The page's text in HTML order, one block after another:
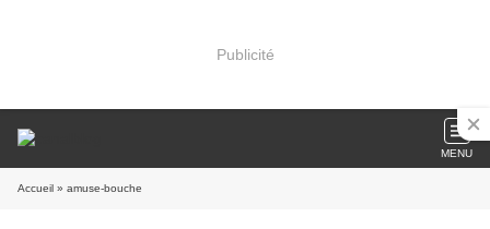
Publicité
MENU
Accueil » amuse-bouche